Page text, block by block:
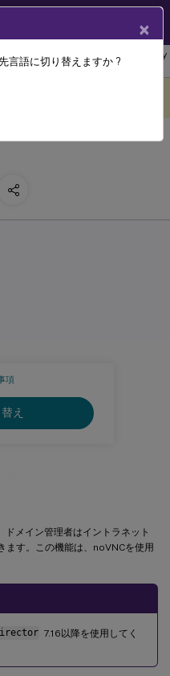
ージェント
Linux Virtual Delivery
項
え
メイン管理者はイントラネット
ます。この機能は、noVNCを使用
7.16以降を使用してく
ング
×
言語に切り替えますか ?